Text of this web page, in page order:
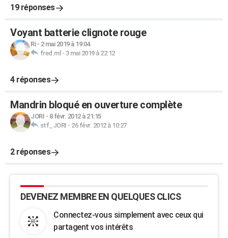
19 réponses
Voyant batterie clignote rouge
Ri- 2 mai 2019 à 19:04
fred.ml - 3 mai 2019 à 22:12
4 réponses
Mandrin bloqué en ouverture complète
JORI - 8 févr. 2012 à 21:15
stf_JORI - 26 févr. 2012 à 10:27
2 réponses
DEVENEZ MEMBRE EN QUELQUES CLICS
Connectez-vous simplement avec ceux qui
partagent vos intérêts